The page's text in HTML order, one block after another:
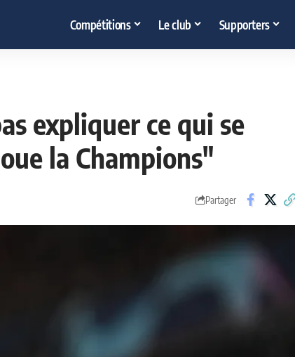
Compétitions Le club Supporters
expliquer ce qui se
la Champions"
Partager